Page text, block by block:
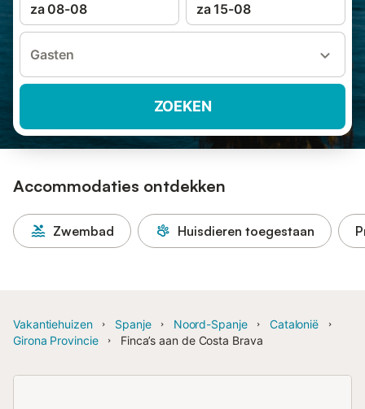
za 08-08 za 15-08
Gasten
ZOEKEN
Accommodaties ontdekken
Zwembad Huisdieren toegestaan
Vakantiehuizen Spanje Noord-Spanje
Catalonië
Girona Provincie
Finca’s aan de Costa Brava